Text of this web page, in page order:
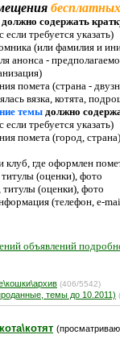
бесплатных
должно содержать
требуется указать)
(или фамилия и
анонса -
помета (страна -
вязка, котята,
темы должно
требуется указать)
помета (город, страна)
клуб, где оформлен
(оценки), фото
(оценки), фото
(телефон, e-
объявлений
(406/5542)
темы до 10.2011)